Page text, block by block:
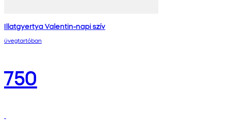
Illatgyertya Valentin-napi szív
üvegtartóban
750